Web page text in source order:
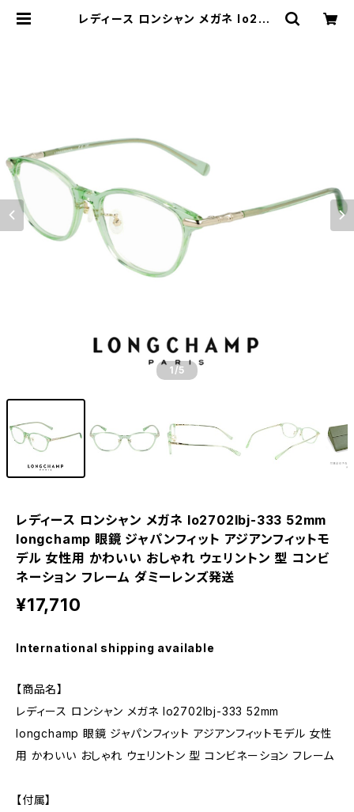
レディース ロンシャン メガネ lo270
1/5
レディース ロンシャン メガネ lo2702lbj-333 52mm
longchamp 眼鏡 ジャパンフィット アジアンフィットモ
デル 女性用 かわいい おしゃれ ウェリントン 型 コンビ
ネーション フレーム ダミーレンズ発送
¥17,710
International shipping available
【商品名】
レディース ロンシャン メガネ lo2702lbj-333 52mm
longchamp 眼鏡 ジャパンフィット アジアンフィットモデル 女性
用 かわいい おしゃれ ウェリントン 型 コンビネーション フレーム
【付属】